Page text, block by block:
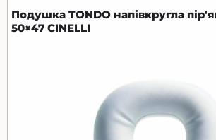
Подушка TONDO напівкругла
50×47 CINELLI